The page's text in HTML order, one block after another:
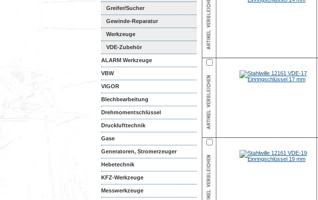
Greifer/Sucher
Gewinde-Reparatur
Werkzeuge
VDE-Zubehör
ALARM Werkzeuge
VBW
VIGOR
Blechbearbeitung
Drehmomentschlüssel
Drucklufttechnik
Gase
Generatoren, Stromerzeuger
Hebetechnik
KFZ-Werkzeuge
Messwerkzeuge